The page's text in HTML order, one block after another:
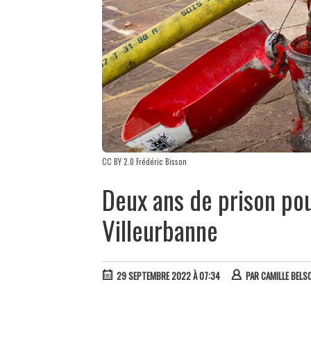
CC BY 2.0 Frédéric Bisson
Deux ans de prison
Villeurbanne
29 SEPTEMBRE 2022 À 07:34 PARCAMILLE